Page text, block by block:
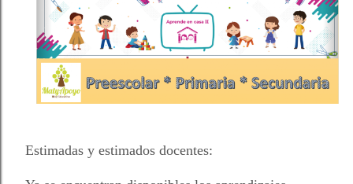
Estimadas y estimados docentes: